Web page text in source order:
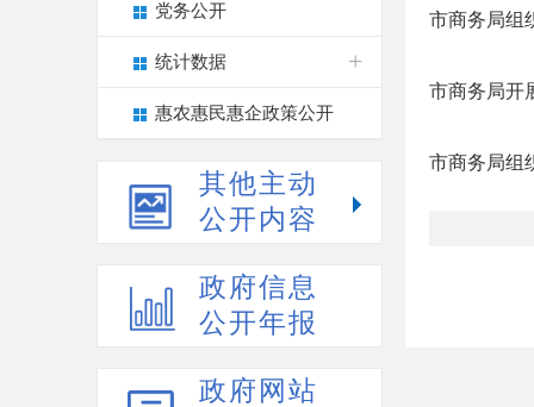
党务公开
统计数据
惠农惠民惠企政策公开
其他主动
公开内容
政府信息
公开年报
政府网站
市商务局组
市商务局开
市商务局组